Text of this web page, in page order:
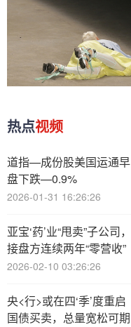
热点视频
道指—成份股美国运通早
盘下跌—0.9%
2026-01-31 16:26:26
亚宝‘药’业“甩卖”子公司，
接盘方连续两年“零营收”
2026-02-10 03:26:26
央<行>或在四‘季’度重启
国债买卖，总量宽松可期